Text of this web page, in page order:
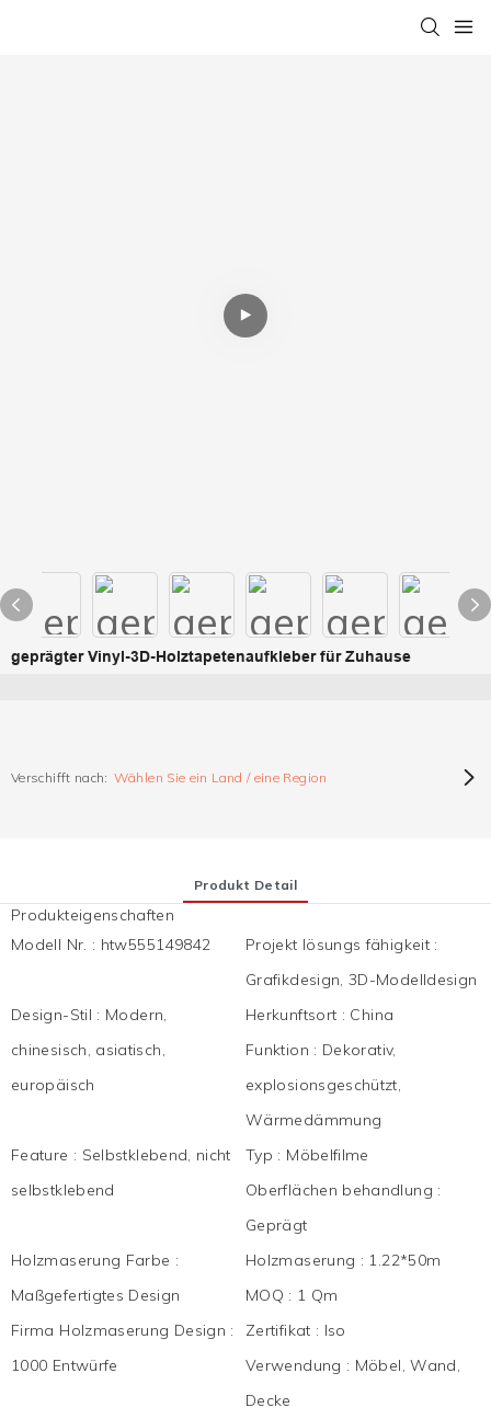
geprägter Vinyl-3D-Holztapetenaufkleber für Zuhause
Verschifft nach: Wählen Sie ein Land / eine Region
Produkt Detail
Produkteigenschaften
Modell Nr. : htw555149842 Projekt lösungs fähigkeit :
Grafikdesign, 3D-Modelldesign
Design-Stil : Modern,
chinesisch, asiatisch,
europäisch
Herkunftsort : China
Funktion : Dekorativ,
explosionsgeschützt,
Wärmedämmung
Feature : Selbstklebend, nicht
selbstklebend
Typ : Möbelfilme
Oberflächen behandlung :
Geprägt
Holzmaserung Farbe :
Maßgefertigtes Design
Holzmaserung : 1.22*50m
MOQ : 1 Qm
Firma Holzmaserung Design :
1000 Entwürfe
Zertifikat : Iso
Verwendung : Möbel, Wand,
Decke